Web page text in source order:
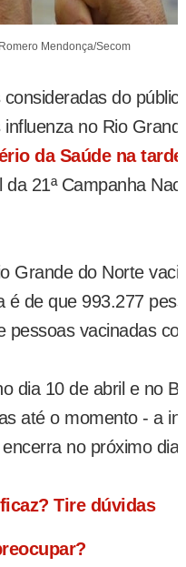
Mendonça/Secom
do
no Rio
da Saúde na
21ª Campanha
Grande do Norte
é de que 993.277
pessoas vacinadas
dia 10 de abril e no
até o momento - a
no próximo dia
Tire dúvidas